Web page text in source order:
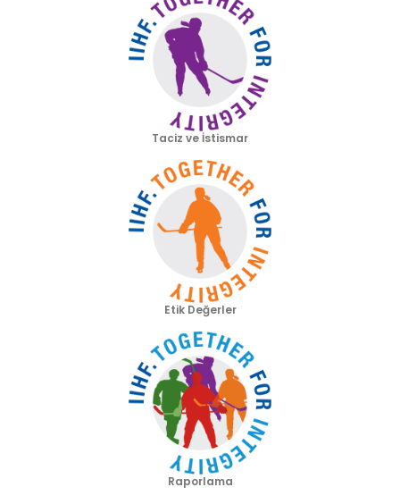
Taciz ve İstismar
Etik Değerler
Raporlama